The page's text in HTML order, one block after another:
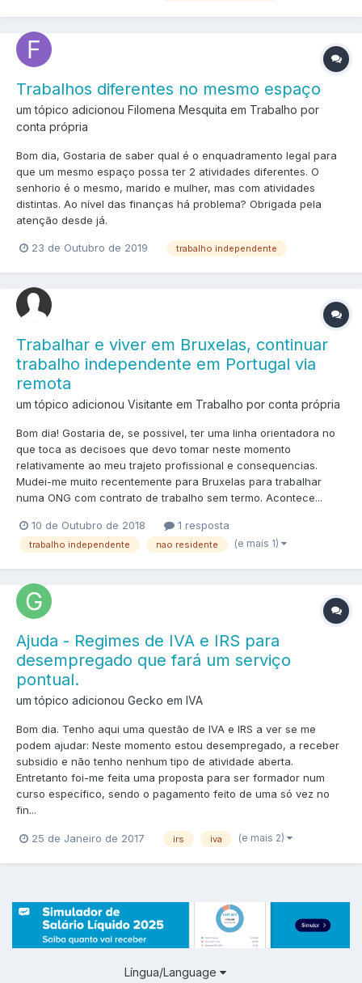
Trabalhos diferentes no mesmo espaço
um tópico adicionou Filomena Mesquita em Trabalho por
conta própria
Bom dia, Gostaria de saber qual é o enquadramento legal para
que um mesmo espaço possa ter 2 atividades diferentes. O
senhorio é o mesmo, marido e mulher, mas com atividades
distintas. Ao nível das finanças há problema? Obrigada pela
atenção desde já.
23 de Outubro de 2019 trabalho independente
Trabalhar e viver em Bruxelas, continuar
trabalho independente em Portugal via
remota
um tópico adicionou Visitante em Trabalho por conta própria
Bom dia! Gostaria de, se possivel, ter uma linha orientadora no
que toca as decisoes que devo tomar neste momento
relativamente ao meu trajeto profissional e consequencias.
Mudei-me muito recentemente para Bruxelas para trabalhar
numa ONG com contrato de trabalho sem termo. Acontece...
10 de Outubro de 2018 1 resposta
trabalho independente nao residente (e mais 1)
Ajuda - Regimes de IVA e IRS para
desempregado que fará um serviço
pontual.
um tópico adicionou Gecko em IVA
Bom dia. Tenho aqui uma questão de IVA e IRS a ver se me
podem ajudar: Neste momento estou desempregado, a receber
subsidio e não tenho nenhum tipo de atividade aberta.
Entretanto foi-me feita uma proposta para ser formador num
curso específico, sendo o pagamento feito de uma só vez no
fin...
25 de Janeiro de 2017 irs iva (e mais 2)
Língua/Language